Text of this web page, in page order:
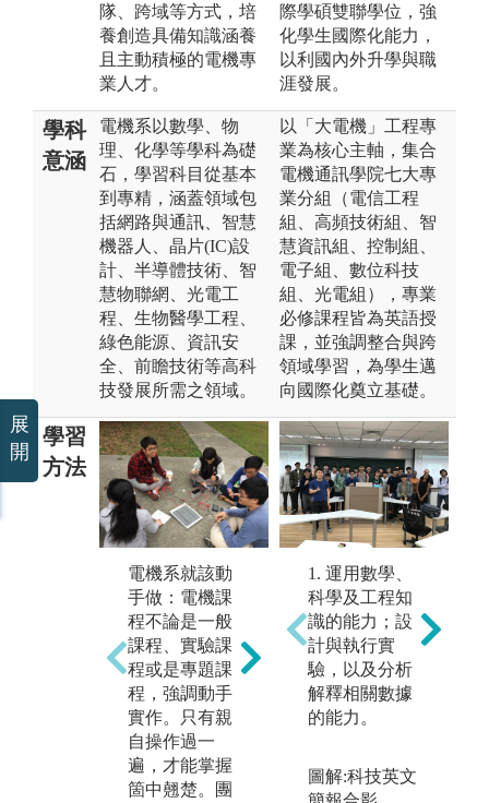
隊、跨域等方式，培
養創造具備知識涵養
且主動積極的電機專
業人才。
際學碩雙聯學位，強
化學生國際化能力，
以利國內外升學與職
涯發展。
學科
意涵
電機系以數學、物
理、化學等學科為礎
石，學習科目從基本
到專精，涵蓋領域包
括網路與通訊、智慧
機器人、晶片(IC)設
計、半導體技術、智
慧物聯網、光電工
程、生物醫學工程、
綠色能源、資訊安
全、前瞻技術等高科
技發展所需之領域。
以「大電機」工程專
業為核心主軸，集合
電機通訊學院七大專
業分組（電信工程
組、高頻技術組、智
慧資訊組、控制組、
電子組、數位科技
組、光電組），專業
必修課程皆為英語授
課，並強調整合與跨
領域學習，為學生邁
向國際化奠立基礎。
學習
方法
電機系就該動
手做：電機課
程不論是一般
課程、實驗課
程或是專題課
程，強調動手
實作。只有親
自操作過一
遍，才能掌握
箇中翹楚。團
多看多聽多
學：學習不能
是在象牙塔，
一定要走出校
園多看、多
聽、多學。透
過每學期的校
產業實習，了
解高科技業的
1. 運用數學、
科學及工程知
識的能力；設
計與執行實
驗，以及分析
解釋相關數據
的能力。
圖解:科技英文
展
開